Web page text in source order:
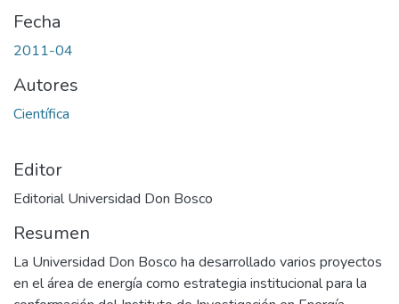
Fecha
2011-04
Autores
Científica
Editor
Editorial Universidad Don Bosco
Resumen
La Universidad Don Bosco ha desarrollado varios proyectos
en el área de energía como estrategia institucional para la